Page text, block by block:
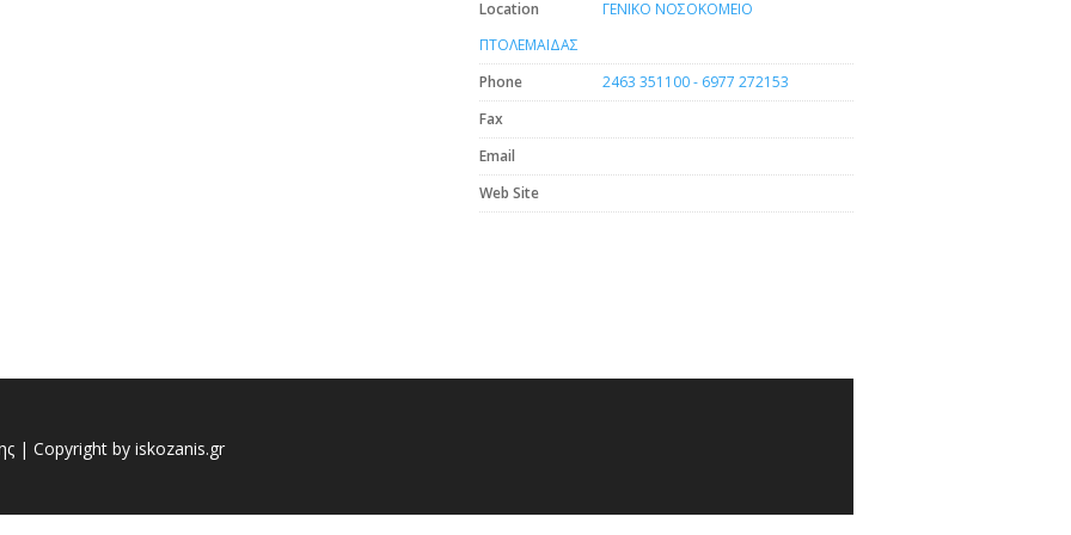
Location
ΓΕΝΙΚΟ ΝΟΣΟΚΟΜΕΙΟ
ΠΤΟΛΕΜΑΙΔΑΣ
Phone
2463 351100 - 6977 272153
Fax
Email
Web Site
| Copyright by iskozanis.gr